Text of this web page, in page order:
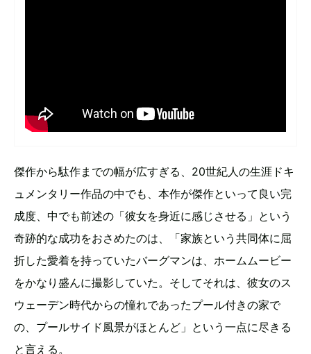
傑作から駄作までの幅が広すぎる、20世紀人の生涯ドキ
ュメンタリー作品の中でも、本作が傑作といって良い完
成度、中でも前述の「彼女を身近に感じさせる」という
奇跡的な成功をおさめたのは、「家族という共同体に屈
折した愛着を持っていたバーグマンは、ホームムービー
をかなり盛んに撮影していた。そしてそれは、彼女のス
ウェーデン時代からの憧れであったプール付きの家で
の、プールサイド風景がほとんど」という一点に尽きる
と言える。